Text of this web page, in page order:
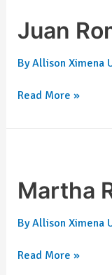
Juan
ByAllison Ximena
Read More »
Martha
ByAllison Ximena
Pesquera
Read More »